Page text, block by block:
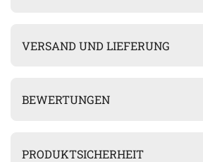
VERSAND UND LIEFERUNG
BEWERTUNGEN
PRODUKTSICHERHEIT